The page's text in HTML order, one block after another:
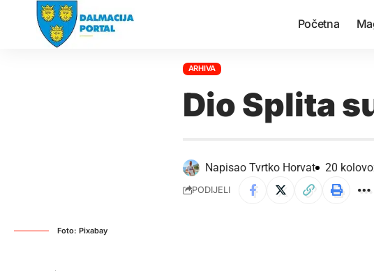
Početna
ARHIVA
Dio Splita
Napisao Tvrtko Horvat 20
PODIJELI
Foto: Pixabay